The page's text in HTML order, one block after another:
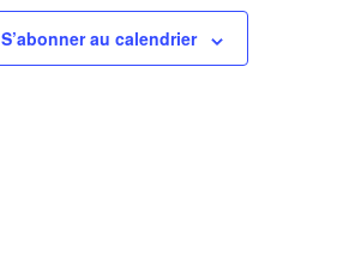
S’abonner au calendrier